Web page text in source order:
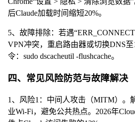
后Claude加载时间缩短20%。
5、故障排除：若遇
VPN冲突，重启路由器或切换DNS至
令：sudo dscacheutil -flushcache。
四、常见风险防范与故障解决
1、风险1：中间人攻击（MITM）。
业Wi-Fi，避免公共热点。2026年